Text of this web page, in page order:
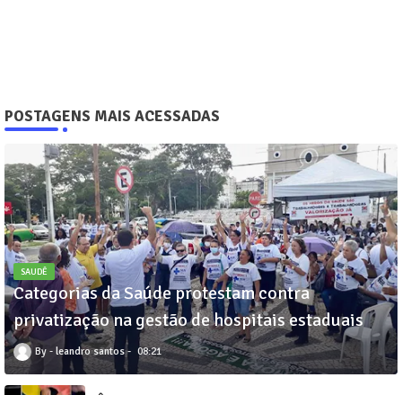
POSTAGENS MAIS ACESSADAS
SAUDÊ
Categorias da Saúde protestam contra
privatização na gestão de hospitais estaduais
leandro santos 08:21